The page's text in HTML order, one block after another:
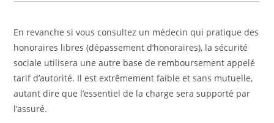
En revanche si vous consultez un médecin qui pratique des
honoraires libres (dépassement d’honoraires), la sécurité
sociale utilisera une autre base de remboursement appelé
tarif d’autorité. Il est extrêmement faible et sans mutuelle,
autant dire que l’essentiel de la charge sera supporté par
l’assuré.